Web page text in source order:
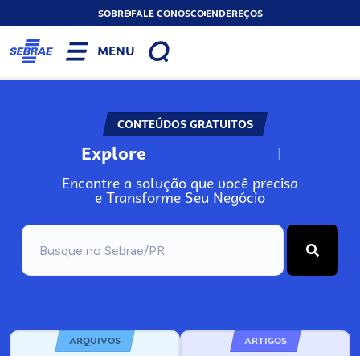
SOBREFALE CONOSCOENDEREÇOS
MENU
CONTEÚDOS GRATUITOS
Explore N
Encontre a solução que você precisa
e Transforme Seu Negócio
ARQUIVOS ARTIGOS